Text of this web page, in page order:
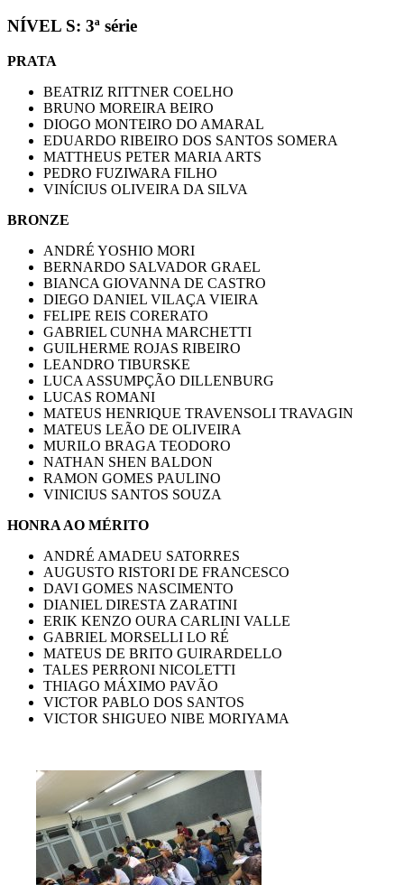
NÍVEL S: 3ª série
PRATA
BEATRIZ RITTNER COELHO
BRUNO MOREIRA BEIRO
DIOGO MONTEIRO DO AMARAL
EDUARDO RIBEIRO DOS SANTOS SOMERA
MATTHEUS PETER MARIA ARTS
PEDRO FUZIWARA FILHO
VINÍCIUS OLIVEIRA DA SILVA
BRONZE
ANDRÉ YOSHIO MORI
BERNARDO SALVADOR GRAEL
BIANCA GIOVANNA DE CASTRO
DIEGO DANIEL VILAÇA VIEIRA
FELIPE REIS CORERATO
GABRIEL CUNHA MARCHETTI
GUILHERME ROJAS RIBEIRO
LEANDRO TIBURSKE
LUCA ASSUMPÇÃO DILLENBURG
LUCAS ROMANI
MATEUS HENRIQUE TRAVENSOLI TRAVAGIN
MATEUS LEÃO DE OLIVEIRA
MURILO BRAGA TEODORO
NATHAN SHEN BALDON
RAMON GOMES PAULINO
VINICIUS SANTOS SOUZA
HONRA AO MÉRITO
ANDRÉ AMADEU SATORRES
AUGUSTO RISTORI DE FRANCESCO
DAVI GOMES NASCIMENTO
DIANIEL DIRESTA ZARATINI
ERIK KENZO OURA CARLINI VALLE
GABRIEL MORSELLI LO RÉ
MATEUS DE BRITO GUIRARDELLO
TALES PERRONI NICOLETTI
THIAGO MÁXIMO PAVÃO
VICTOR PABLO DOS SANTOS
VICTOR SHIGUEO NIBE MORIYAMA